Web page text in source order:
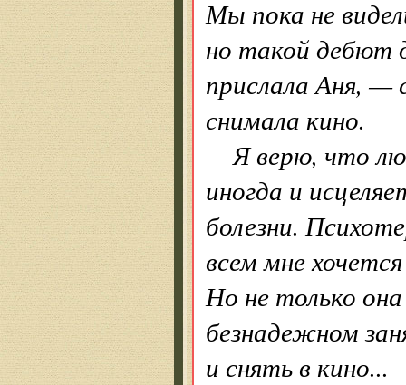
Мы пока не
но такой дебют
прислала Аня,
снимала кино.
Я верю, что
иногда и
болезни.
всем мне
Но не только
безнадежном
и снять в кино...